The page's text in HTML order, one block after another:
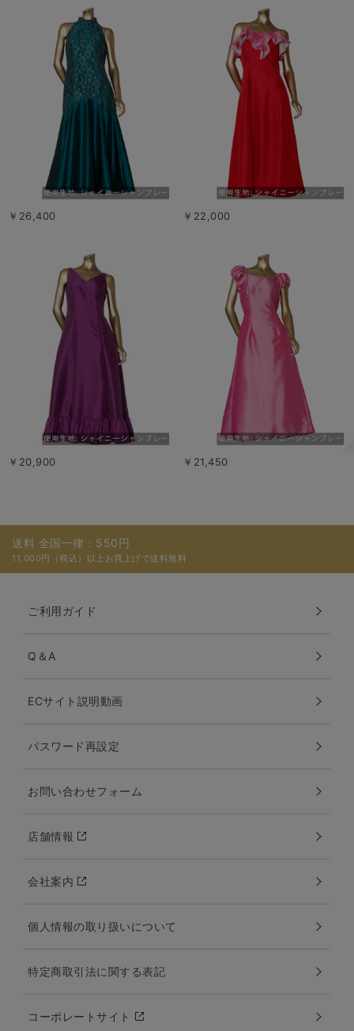
￥26,400 ￥22,000
￥20,900 ￥21,450
送料 全国一律：550円
11,000円（税込）以上お買上げで送料無料
ご利用ガイド
Q＆A
ECサイト説明動画
パスワード再設定
お問い合わせフォーム
店舗情報
会社案内
個人情報の取り扱いについて
特定商取引法に関する表記
コーポレートサイト